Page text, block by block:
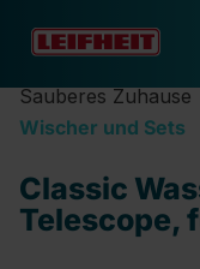
Zum Hauptinhalt
Sauberes Zuhause
Wischer und Sets
Classic
Telescope,